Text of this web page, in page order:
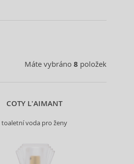
Máte vybráno 8 položek
COTY L'AIMANT
toaletní voda pro ženy